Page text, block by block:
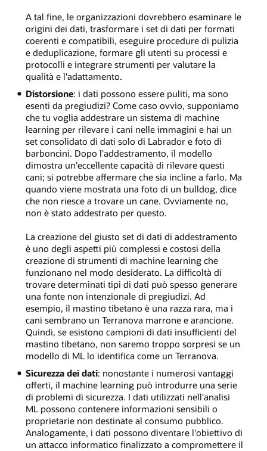
A tal fine, le organizzazioni dovrebbero esaminare le
origini dei dati, trasformare i set di dati per formati
coerenti e compatibili, eseguire procedure di pulizia
e deduplicazione, formare gli utenti su processi e
protocolli e integrare strumenti per valutare la
qualità e l'adattamento.
Distorsione: i dati possono essere puliti, ma sono
esenti da pregiudizi? Come caso ovvio, supponiamo
che tu voglia addestrare un sistema di machine
learning per rilevare i cani nelle immagini e hai un
set consolidato di dati solo di Labrador e foto di
barboncini. Dopo l'addestramento, il modello
dimostra un'eccellente capacità di rilevare questi
cani; si potrebbe affermare che sia incline a farlo. Ma
quando viene mostrata una foto di un bulldog, dice
che non riesce a trovare un cane. Ovviamente no,
non è stato addestrato per questo.
La creazione del giusto set di dati di addestramento
è uno degli aspetti più complessi e costosi della
creazione di strumenti di machine learning che
funzionano nel modo desiderato. La difficoltà di
trovare determinati tipi di dati può spesso generare
una fonte non intenzionale di pregiudizi. Ad
esempio, il mastino tibetano è una razza rara, ma i
cani sembrano un Terranova marrone e arancione.
Quindi, se esistono campioni di dati insufficienti del
mastino tibetano, non saremo troppo sorpresi se un
modello di ML lo identifica come un Terranova.
Sicurezza dei dati: nonostante i numerosi vantaggi
offerti, il machine learning può introdurre una serie
di problemi di sicurezza. I dati utilizzati nell'analisi
ML possono contenere informazioni sensibili o
proprietarie non destinate al consumo pubblico.
Analogamente, i dati possono diventare l'obiettivo di
un attacco informatico finalizzato a compromettere il